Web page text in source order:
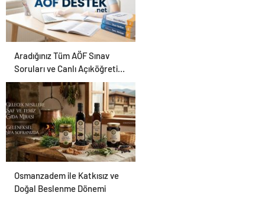
Aradığınız Tüm AÖF Sınav
Soruları ve Canlı Açıköğretim
Forumu Burada
Osmanzadem ile Katkısız ve
Doğal Beslenme Dönemi